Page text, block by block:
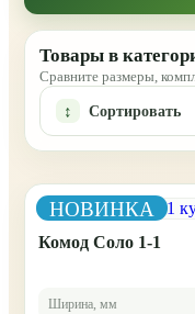
Товары в
Сравните размеры,
Сортировать
НОВИНКА
Комод Соло 1-1
Ширина, мм